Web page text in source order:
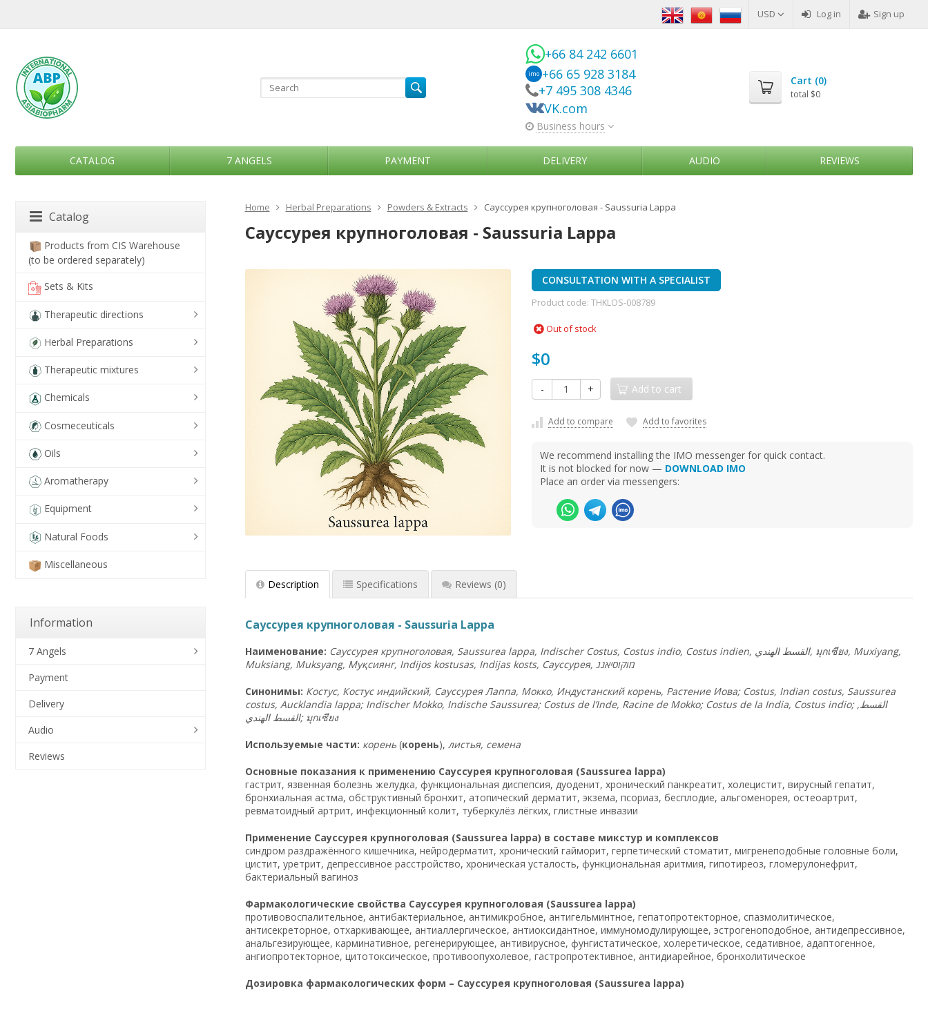
USD Log in Sign up
+66 84 242 6601
imo +66 65 928 3184
+7 495 308 4346
VK.com
Business hours
Cart (0)
total $0
CATALOG 7 ANGELS PAYMENT DELIVERY AUDIO REVIEWS
Home Herbal Preparations Powders & Extracts Сауссурея крупноголовая - Saussuria Lappa
Сауссурея крупноголовая - Saussuria Lappa
CONSULTATION WITH A SPECIALIST
Product code:THKLOS-008789
Out of stock
$0
- + Add to cart
Add to compare Add to favorites
We recommend installing the IMO messenger for quick contact.
It is not blocked for now — DOWNLOAD IMO
Place an order via messengers:
Description Specifications Reviews (0)
Сауссурея крупноголовая - Saussuria Lappa
Наименование: Сауссурея крупноголовая, Saussurea lappa, Indischer Costus, Costus indio, Costus indien, القسط الهندي
, มุกเซียง, Muxiyang,
Muksiang, Muksyang, Муқсиянг, Indijos kostusas, Indijas kosts, Сауссурея, מוקוסיאנג
Синонимы: Костус, Костус индийский, Сауссурея Лаппа, Мокко, Индустанский корень, Растение Иова; Costus, Indian costus, Saussurea
costus, Aucklandia lappa; Indischer Mokko, Indische Saussurea; Costus de l’Inde, Racine de Mokko; Costus de la India, Costus indio; القسط,
القسط الهندي ; มุกเซียง
Используемые части: корень(корень), листья, семена
Основные показания к применению Сауссурея крупноголовая (Saussurea lappa)
гастрит, язвенная болезнь желудка, функциональная диспепсия, дуоденит, хронический панкреатит, холецистит, вирусный гепатит,
бронхиальная астма, обструктивный бронхит, атопический дерматит, экзема, псориаз, бесплодие, альгоменорея, остеоартрит,
ревматоидный артрит, инфекционный колит, туберкулёз лёгких, глистные инвазии
Применение Сауссурея крупноголовая (Saussurea lappa) в составе микстур и комплексов
синдром раздражённого кишечника, нейродерматит, хронический гайморит, герпетический стоматит, мигренеподобные головные боли,
цистит, уретрит, депрессивное расстройство, хроническая усталость, функциональная аритмия, гипотиреоз, гломерулонефрит,
бактериальный вагиноз
Фармакологические свойства Сауссурея крупноголовая (Saussurea lappa)
противовоспалительное, антибактериальное, антимикробное, антигельминтное, гепатопротекторное, спазмолитическое,
антисекреторное, отхаркивающее, антиаллергическое, антиоксидантное, иммуномодулирующее, эстрогеноподобное, антидепрессивное,
анальгезирующее, карминативное, регенерирующее, антивирусное, фунгистатическое, холеретическое, седативное, адаптогенное,
ангиопротекторное, цитотоксическое, противоопухолевое, гастропротективное, антидиарейное, бронхолитическое
Дозировка фармакологических форм – Сауссурея крупноголовая (Saussurea lappa)
Catalog
Products from CIS Warehouse
(to be ordered separately)
Sets & Kits
Therapeutic directions
Herbal Preparations
Therapeutic mixtures
Chemicals
Cosmeceuticals
Oils
Aromatherapy
Equipment
Natural Foods
Miscellaneous
Information
7 Angels
Payment
Delivery
Audio
Reviews